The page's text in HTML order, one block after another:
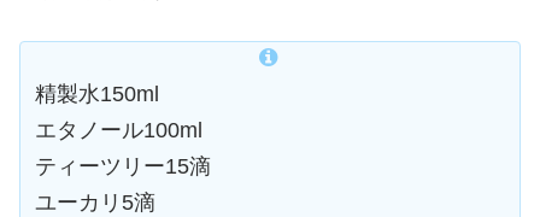
精製水150ml
エタノール100ml
ティーツリー15滴
ユーカリ5滴